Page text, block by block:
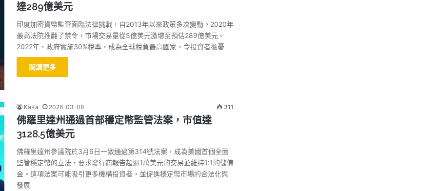
達289億美元
印度加密貨幣監管面臨法律挑戰，自2013年以來政策多次變動。2020年
最高法院推翻了禁令，市場交易量從5億美元激增至預估289億美元。
2022年，政府實施30%稅率，成為全球稅負最高國家，令投資者擔憂
閱讀更多
KaKa 2026-03-08 311
佛羅里達州通過首部穩定幣監管法案，市值達
3128.5億美元
佛羅里達州參議院於3月6日一致通過第314號法案，成為美國首個全面
監管穩定幣的立法，要求發行商報告超過1萬美元的交易並維持1:1的儲備
金。這項法案可能吸引更多機構投資者，並促進穩定幣市場的合法化與
發展